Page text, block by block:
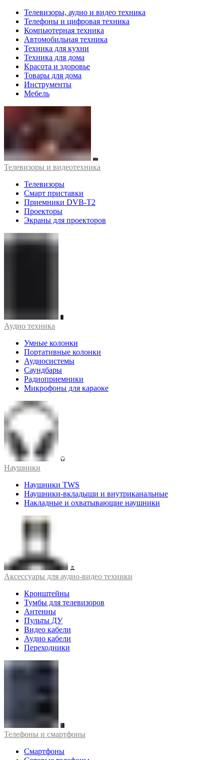
Телевизоры, аудио и видео техника
Телефоны и цифровая техника
Компьютерная техника
Автомобильная техника
Техника для кухни
Техника для дома
Красота и здоровье
Товары для дома
Инструменты
Мебель
Телевизоры и видеотехника
Телевизоры
Смарт приставки
Приемники DVB-T2
Проекторы
Экраны для проекторов
Аудио техника
Умные колонки
Портативные колонки
Аудиосистемы
Саундбары
Радиоприемники
Микрофоны для караоке
Наушники
Наушники TWS
Наушники-вкладыши и внутриканальные
Накладные и охватывающие наушники
Аксессуары для аудио-видео техники
Кронштейны
Тумбы для телевизоров
Антенны
Пульты ДУ
Видео кабели
Аудио кабели
Переходники
Телефоны и смартфоны
Смартфоны